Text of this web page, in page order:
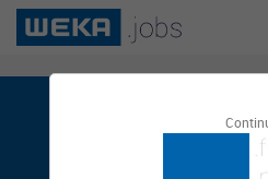
Fabien GUILLON
réseau de